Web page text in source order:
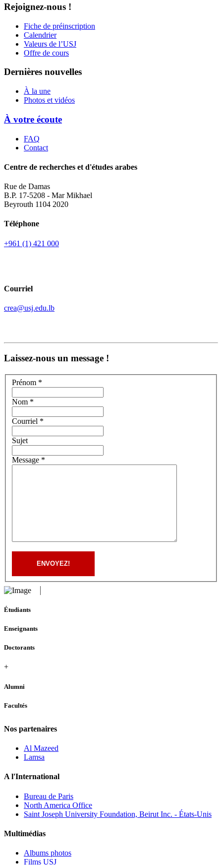
Rejoignez-nous !
Fiche de préinscription
Calendrier
Valeurs de l’USJ
Offre de cours
Dernières nouvelles
À la une
Photos et vidéos
À votre écoute
FAQ
Contact
Centre de recherches et d'études arabes
Rue de Damas
B.P. 17-5208 - Mar Mikhael
Beyrouth 1104 2020
Téléphone
+961 (1) 421 000
Courriel
crea@usj.edu.lb
Laissez-nous un message !
Prénom *
Nom *
Courriel *
Sujet
Message *
ENVOYEZ!
Étudiants
Enseignants
Doctorants
+
Alumni
Facultés
Nos partenaires
Al Mazeed
Lamsa
A l'International
Bureau de Paris
North America Office
Saint Joseph University Foundation, Beirut Inc. - États-Unis
Multimédias
Albums photos
Films USJ